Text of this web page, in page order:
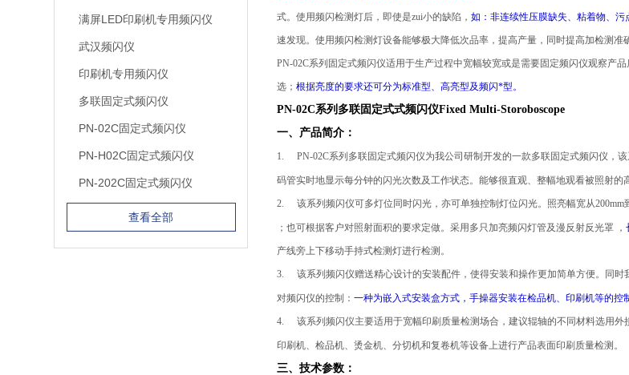
满屏LED印刷机专用频闪仪
武汉频闪仪
印刷机专用频闪仪
多联固定式频闪仪
PN-02C固定式频闪仪
PN-H02C固定式频闪仪
PN-202C固定式频闪仪
查看全部
式。使用频闪检测灯后，即使是zui小的缺陷，如：非连续性压膜缺失、粘着物、
速发现。使用频闪检测灯设备能够极大降低次品率，提高产量，同时提高加检测准
PN-02C系列固定式频闪仪适用于生产过程中宽幅较宽或是需要固定频闪仪观察产
选；根据亮度的要求还可分为标准型、高亮型及频闪*型。
PN-02C系列多联固定式式频闪仪Fixed Multi-Storoboscope
一、产品简介：
1. PN-02C系列多联固定式频闪仪为我公司研制开发的一款多联固定式频闪仪，
码管实时地显示每分钟的闪光次数及工作状态。能够很直观、整幅地观看被照射的
2. 该系列频闪仪可多灯位同时闪光，亦可单独控制灯位闪光。照亮幅宽从200mm
；也可根据客户对照射面积的要求定做。采用多只加亮频闪灯管及漫反射反光罩 ，
产线旁上下移动手持式检测灯进行检测。
3. 该系列频闪仪赠送精心设计的安装配件，使得安装和操作更加简单方便。同
对频闪仪的控制：一种为嵌入式安装盒方式，手操器安装在检品机、印刷机等的
4. 该系列频闪仪主要适用于宽幅印刷质量检测场合，建议辊轴的不同材料选用
印刷机、检品机、烫金机、分切机和复卷机等设备上进行产品表面印刷质量检测。
三、技术参数：